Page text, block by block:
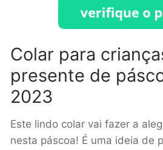
Colar para
presente de
2023
Este lindo colar vai fazer a
nesta páscoa! É uma ideia de